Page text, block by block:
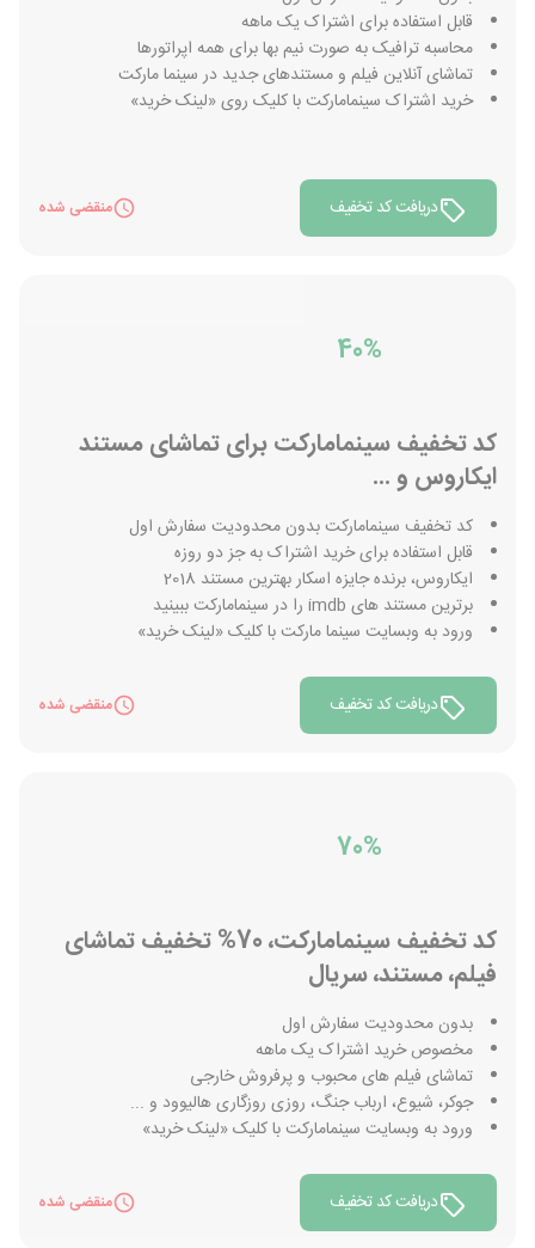
قابل استفاده برای اشتراک یک ماهه
محاسبه ترافیک به صورت نیم بها برای همه اپراتورها
تماشای آنلاین فیلم و مستندهای جدید در سینما مارکت
خرید اشتراک سینمامارکت با کلیک روی «لینک خرید»
دریافت کد تخفیف منقضی شده
40%
کد تخفیف سینمامارکت برای تماشای مستند
ایکاروس و ...
کد تخفیف سینمامارکت بدون محدودیت سفارش اول
قابل استفاده برای خرید اشتراک به جز دو روزه
ایکاروس، برنده جایزه اسکار بهترین مستند 2018
برترین مستند های imdb را در سینمامارکت ببینید
ورود به وبسایت سینما مارکت با کلیک «لینک خرید»
دریافت کد تخفیف منقضی شده
70%
کد تخفیف سینمامارکت، 70% تخفیف تماشای
فیلم، مستند، سریال
بدون محدودیت سفارش اول
مخصوص خرید اشتراک یک ماهه
تماشای فیلم های محبوب و پرفروش خارجی
جوکر، شیوع، ارباب جنگ، روزی روزگاری هالیوود و ...
ورود به وبسایت سینمامارکت با کلیک «لینک خرید»
دریافت کد تخفیف منقضی شده